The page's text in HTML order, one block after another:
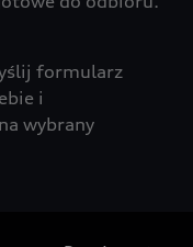
formularz
i
wybrany